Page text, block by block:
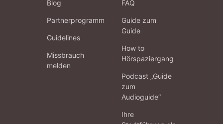
Blog
Partnerprogramm
Guidelines
Missbrauch
melden
FAQ
Guide zum
Guide
How to
Hörspaziergang
Podcast „Guide
zum
Audioguide“
Ihre